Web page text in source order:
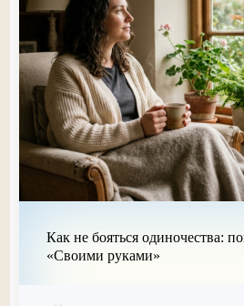
Как не бояться одиночества:
«Своими руками»